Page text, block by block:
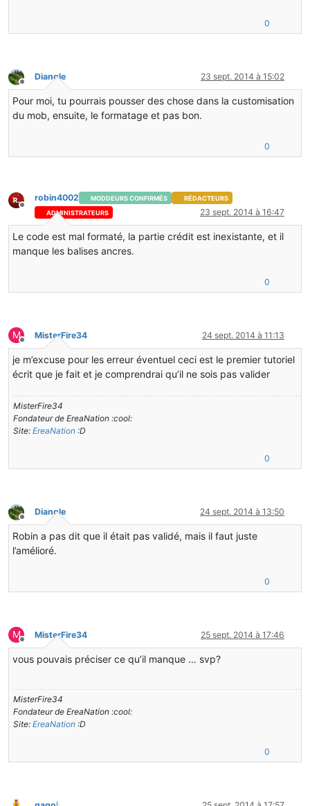
0
Hors-ligne
Diangle 23 sept. 2014 à 15:02
Pour moi, tu pourrais pousser des chose dans la customisation
du mob, ensuite, le formatage et pas bon.
0
Hors-ligne
robin4002 MODDEURS CONFIRMÉS
RÉDACTEURS
ADMINISTRATEURS
23 sept. 2014 à 16:47
Le code est mal formaté, la partie crédit est inexistante, et il
manque les balises ancres.
0
M
Hors-ligne
MisterFire34 24 sept. 2014 à 11:13
je m’excuse pour les erreur éventuel ceci est le premier tutoriel
écrit que je fait et je comprendrai qu’il ne sois pas valider
MisterFire34
Fondateur de EreaNation :cool:
Site: EreaNation :D
0
Hors-ligne
Diangle 24 sept. 2014 à 13:50
Robin a pas dit que il était pas validé, mais il faut juste
l’amélioré.
0
M
Hors-ligne
MisterFire34 25 sept. 2014 à 17:46
vous pouvais préciser ce qu’il manque … svp?
MisterFire34
Fondateur de EreaNation :cool:
Site: EreaNation :D
0